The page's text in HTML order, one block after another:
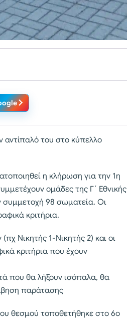
αντίπαλό του στο κύπελλο
η κλήρωση για την 1η
ομάδες της Γ΄ Εθνικής
συμμετοχή 98 σωματεία. Οι
κριτήρια.
Νικητής 1-Νικητής 2) και οι
κριτήρια που έχουν
που θα λήξουν ισόπαλα, θα
παράτασης
θεσμού τοποθετήθηκε στο 6ο